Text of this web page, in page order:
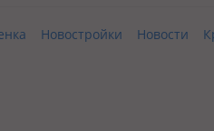
Новостройки Новости